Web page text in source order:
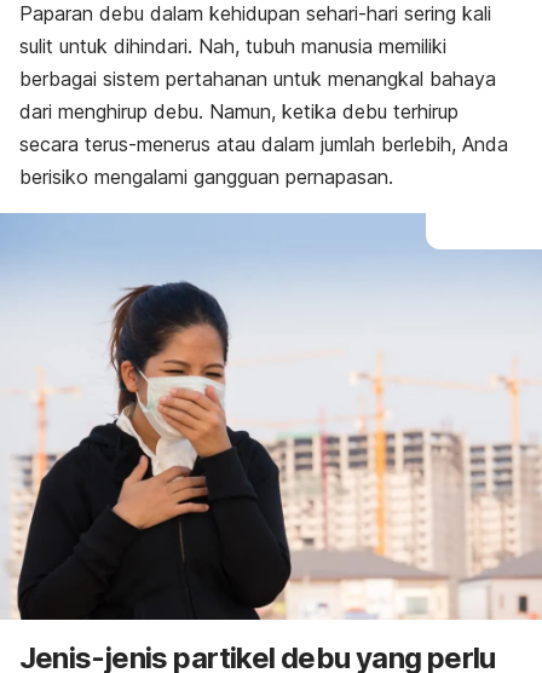
Paparan debu dalam kehidupan sehari-hari sering kali
sulit untuk dihindari. Nah, tubuh manusia memiliki
berbagai sistem pertahanan untuk menangkal bahaya
dari menghirup debu. Namun, ketika debu terhirup
secara terus-menerus atau dalam jumlah berlebih, Anda
berisiko mengalami gangguan pernapasan.
Jenis-jenis partikel debu yang perlu